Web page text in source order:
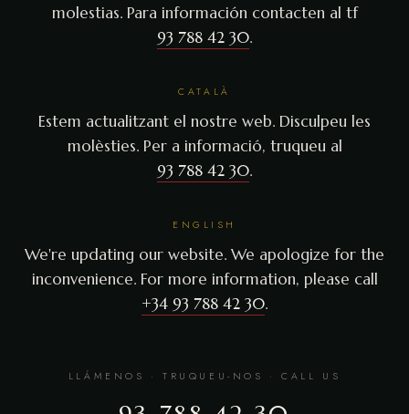
molestias. Para información contacten al tf
93 788 42 30.
CATALÀ
Estem actualitzant el nostre web. Disculpeu les
molèsties. Per a informació, truqueu al
93 788 42 30.
ENGLISH
We're updating our website. We apologize for the
inconvenience. For more information, please call
+34 93 788 42 30.
LLÁMENOS · TRUQUEU-NOS · CALL US